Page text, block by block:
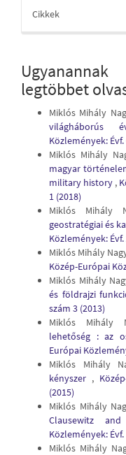
Cikkek
legtöbbet
Miklós Mihály
világháborús
Közlemények: Évf.
Miklós Mihály
magyar
military history ,
1 (2018)
Miklós Mihály
geostratégiai és
Közlemények: Évf.
Miklós Mihály
Közép-Európai
Miklós Mihály
és földrajzi
szám 3 (2013)
Miklós Mihály
lehetőség : az
Európai
Miklós Mihály
kényszer ,
(2015)
Miklós Mihály
Clausewitz
Közlemények:
Miklós Mihály